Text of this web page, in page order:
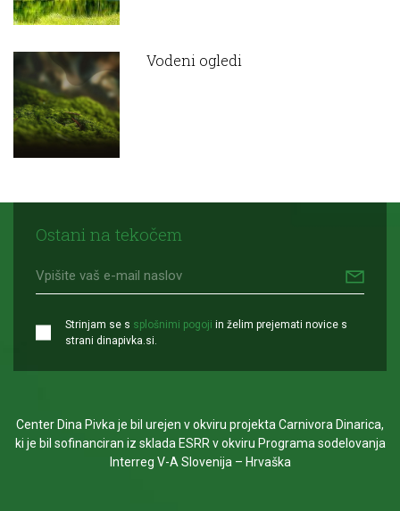
Vodeni ogledi
Ostani na tekočem
Strinjam se s splošnimi pogoji in želim prejemati novice s
strani dinapivka.si.
Center Dina Pivka je bil urejen v okviru projekta Carnivora Dinarica,
ki je bil sofinanciran iz sklada ESRR v okviru Programa sodelovanja
Interreg V-A Slovenija – Hrvaška